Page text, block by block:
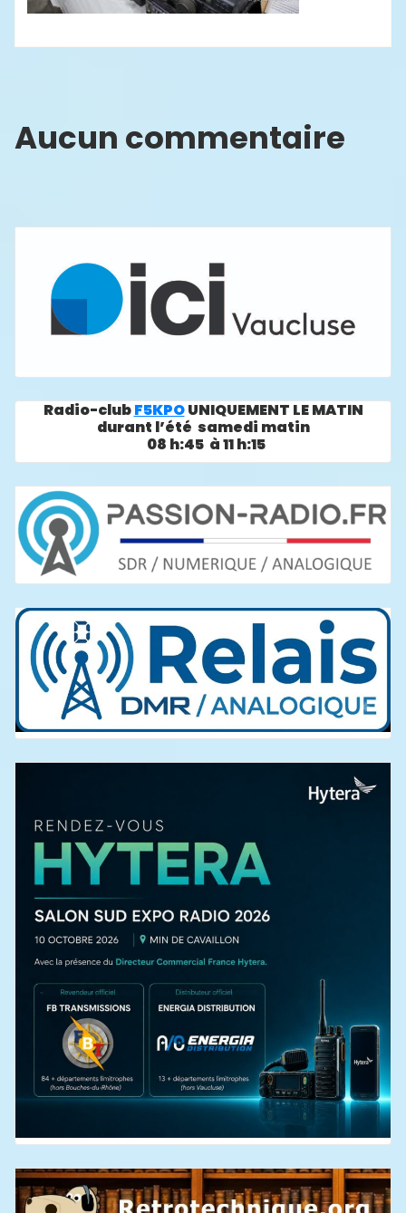
Aucun commentaire
Radio-clubF5KPOUNIQUEMENT LE MATIN
durant l’été samedi matin
08 h:45 à 11 h:15